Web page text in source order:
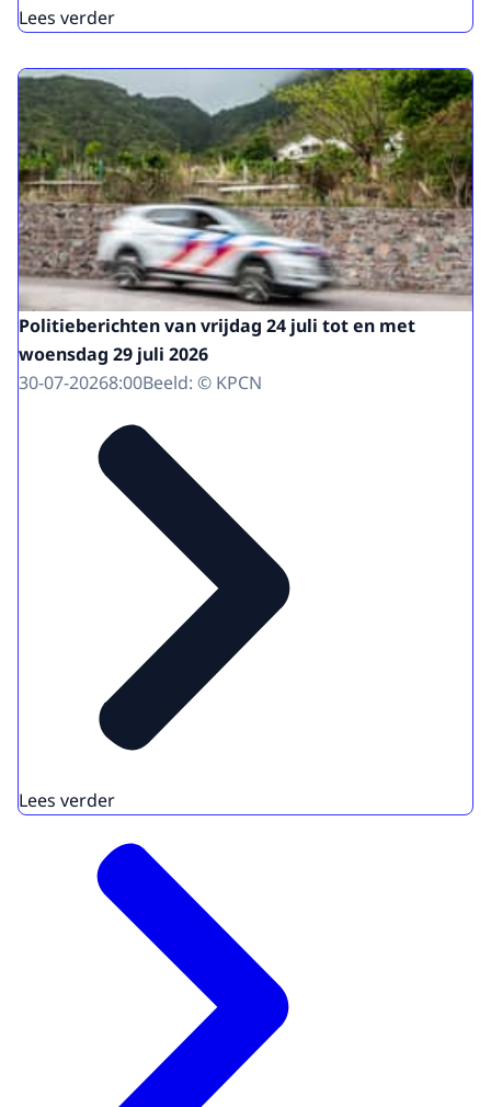
Lees verder
Politieberichten van vrijdag 24 juli tot en met
woensdag 29 juli 2026
30-07-20268:00Beeld: © KPCN
Lees verder